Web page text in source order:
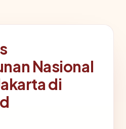
Nasional
di